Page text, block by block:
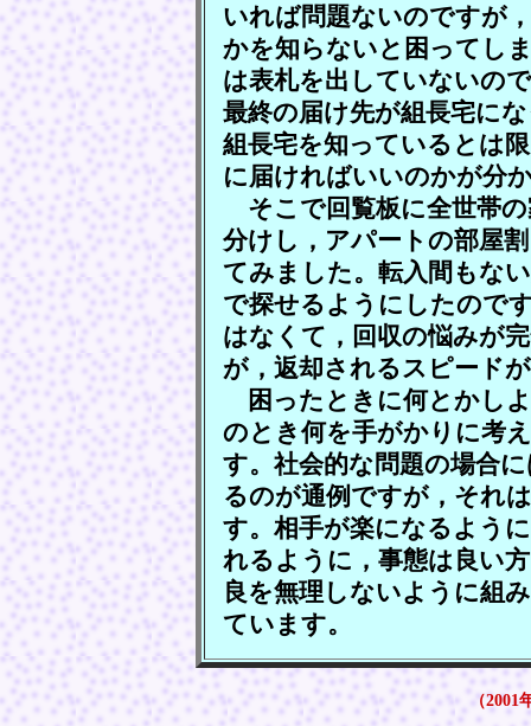
いれば問題ないのですが
かを知らないと困ってし
は表札を出していないの
最終の届け先が組長宅に
組長宅を知っているとは
に届ければいいのかが分
そこで回覧板に全世帯
分けし，アパートの部屋
てみました。転入間もな
で探せるようにしたので
はなくて，回収の悩みが
が，返却されるスピード
困ったときに何とかし
のとき何を手がかりに考
す。社会的な問題の場合
るのが通例ですが，それ
す。相手が楽になるよう
れるように，事態は良い
良を無理しないように組
ています。
（2001